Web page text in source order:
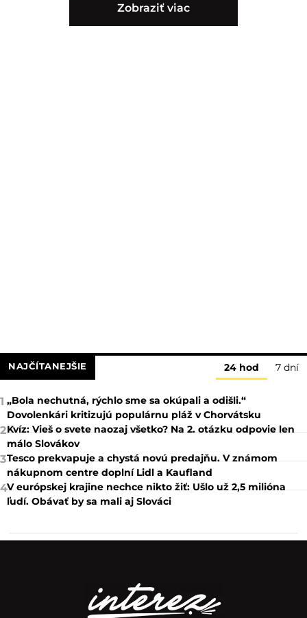
Zobraziť viac
NAJČÍTANEJŠIE 24 hod 7 dní
1 „Bola nechutná, rýchlo sme sa okúpali a odišli.“
Dovolenkári kritizujú populárnu pláž v Chorvátsku
2Kvíz: Vieš o svete naozaj všetko? Na 2. otázku odpovie len
málo Slovákov
3Tesco prekvapuje a chystá novú predajňu. V známom
nákupnom centre doplní Lidl a Kaufland
4V európskej krajine nechce nikto žiť: Ušlo už 2,5 milióna
ľudí. Obávať by sa mali aj Slováci